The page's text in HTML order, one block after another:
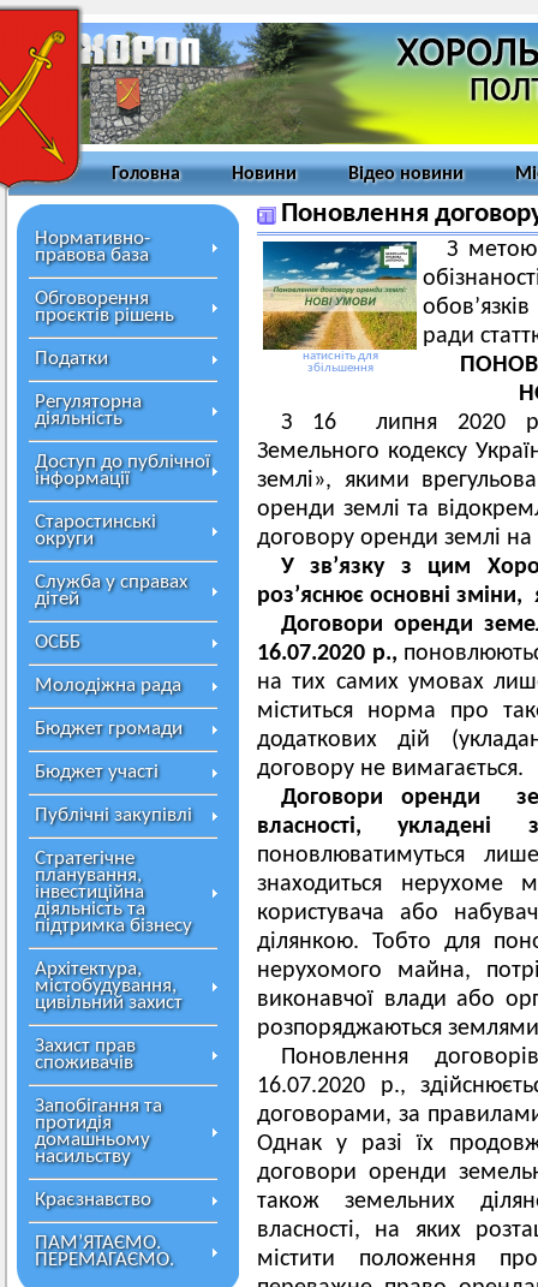
Головна Новини Відео новини
Нормативно-
правова база
Обговорення
проєктів рішень
Податки
Регуляторна
діяльність
Доступ до публічної
інформації
Старостинські
округи
Служба у справах
дітей
ОСББ
Молодіжна рада
Бюджет громади
Бюджет участі
Публічні закупівлі
Стратегічне
планування,
інвестиційна
діяльність та
підтримка бізнесу
Архітектура,
містобудування,
цивільний захист
Захист прав
споживачів
Запобігання та
протидія
домашньому
насильству
Краєзнавство
ПАМ’ЯТАЄМО.
ПЕРЕМАГАЄМО.
Поновлення
натисніть для
збільшення
З метою
ради
З 16 липня 2020
Земельного кодексу
землі», якими
оренди землі та
договору оренди землі
У зв’язку з цим
роз’яснює основні зміни,
Договори оренди
16.07.2020 р.,
на тих самих умовах
міститься норма про
додаткових дій
договору не вимагається.
Договори оренди
власності,
поновлюватимуться
знаходиться нерухоме
користувача або
ділянкою. Тобто для
нерухомого майна,
виконавчої влади або
розпоряджаються
Поновлення
16.07.2020 р.,
договорами, за
Однак у разі їх
договори оренди
також земельних
власності, на яких
містити положення